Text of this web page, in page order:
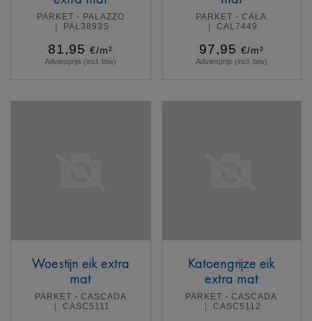
PARKET - PALAZZO
PAL3893S
81,95 €/m²
Adviesprijs (incl. btw)
PARKET - CALA
CAL7449
97,95 €/m²
Adviesprijs (incl. btw)
Woestijn eik extra
mat
PARKET - CASCADA
CASC5111
Katoengrijze eik
extra mat
PARKET - CASCADA
CASC5112